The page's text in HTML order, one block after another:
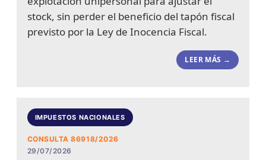
stock, sin perder el beneficio del tapón fiscal
previsto por la Ley de Inocencia Fiscal.
LEER MÁS →
IMPUESTOS NACIONALES
CONSULTA 86918/2026
29/07/2026